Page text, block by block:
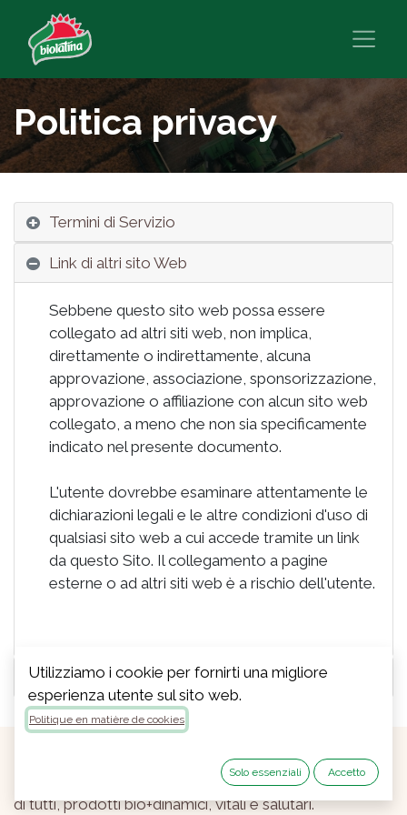
Politica privacy
Termini di Servizio
Link di altri sito Web
Sebbene questo sito web possa essere
collegato ad altri siti web, non implica,
direttamente o indirettamente, alcuna
approvazione, associazione, sponsorizzazione,
approvazione o affiliazione con alcun sito web
collegato, a meno che non sia specificamente
indicato nel presente documento.
L'utente dovrebbe esaminare attentamente le
dichiarazioni legali e le altre condizioni d'uso di
qualsiasi sito web a cui accede tramite un link
da questo Sito. Il collegamento a pagine
esterne o ad altri siti web è a rischio dell'utente.
Uso dei Cookie
Dal 1985, coltiviamo con l'obiettivo di migliorare la vita
di tutti, prodotti bio+dinamici, vitali e salutari.
Utilizziamo i cookie per fornirti una migliore
esperienza utente sul sito web.
Politique en matière de cookies
Solo essenziali Accetto